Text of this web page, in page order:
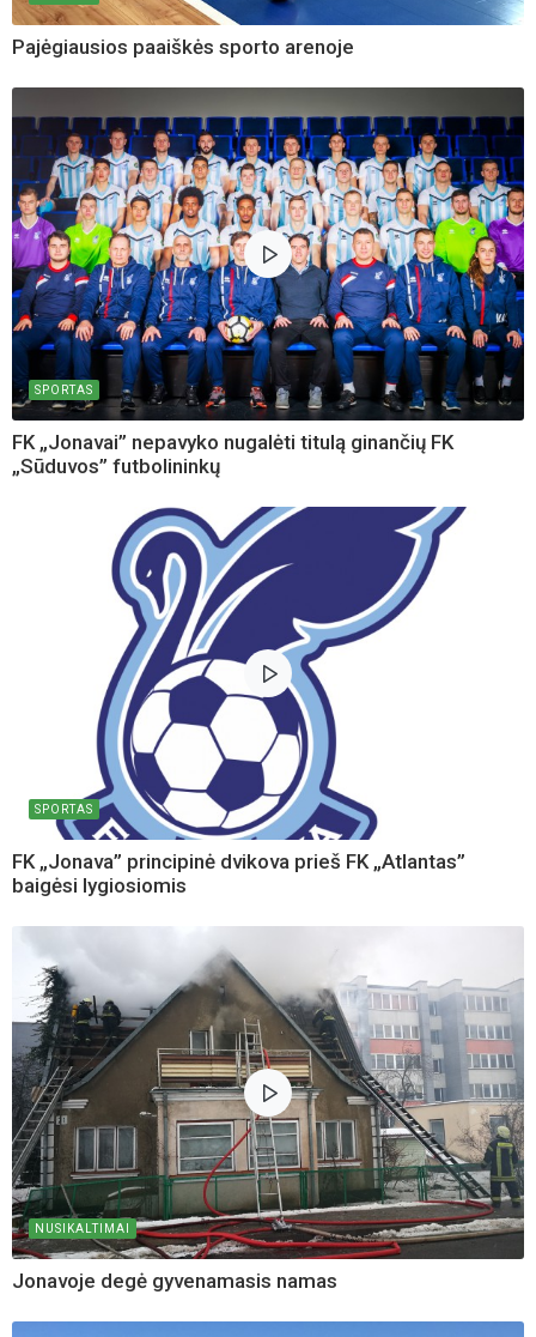
Pajėgiausios paaiškės sporto arenoje
SPORTAS
FK „Jonavai” nepavyko nugalėti titulą ginančių FK
„Sūduvos” futbolininkų
SPORTAS
FK „Jonava” principinė dvikova prieš FK „Atlantas”
baigėsi lygiosiomis
NUSIKALTIMAI
Jonavoje degė gyvenamasis namas